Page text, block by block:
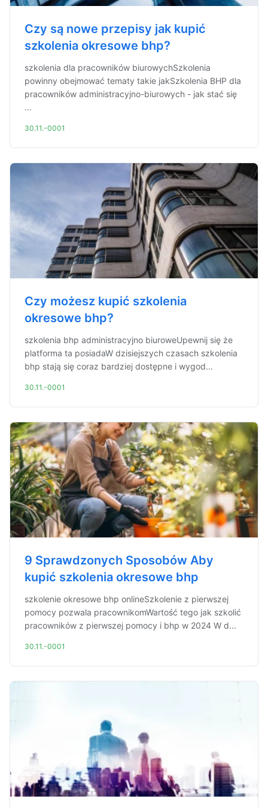
Czy są nowe przepisy jak kupić
szkolenia okresowe bhp?
szkolenia dla pracowników biurowychSzkolenia
powinny obejmować tematy takie jakSzkolenia BHP dla
pracowników administracyjno-biurowych - jak stać się
...
30.11.-0001
Czy możesz kupić szkolenia
okresowe bhp?
szkolenia bhp administracyjno biuroweUpewnij się że
platforma ta posiadaW dzisiejszych czasach szkolenia
bhp stają się coraz bardziej dostępne i wygod...
30.11.-0001
9 Sprawdzonych Sposobów Aby
kupić szkolenia okresowe bhp
szkolenie okresowe bhp onlineSzkolenie z pierwszej
pomocy pozwala pracownikomWartość tego jak szkolić
pracowników z pierwszej pomocy i bhp w 2024 W d...
30.11.-0001